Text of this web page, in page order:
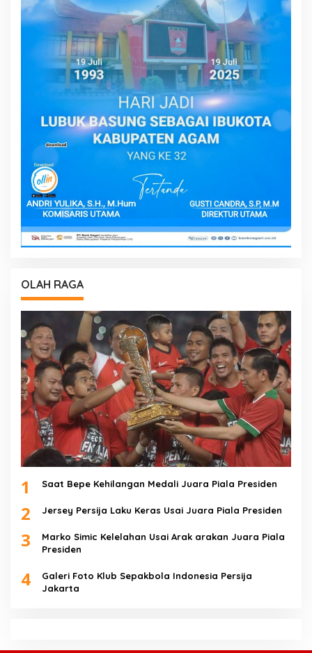
OLAH RAGA
1 Saat Bepe Kehilangan Medali Juara Piala Presiden
2 Jersey Persija Laku Keras Usai Juara Piala Presiden
3
Marko Simic Kelelahan Usai Arak arakan Juara Piala
Presiden
4
Galeri Foto Klub Sepakbola Indonesia Persija
Jakarta